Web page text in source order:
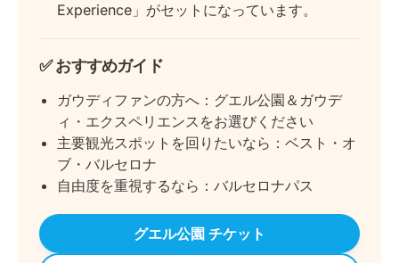
Experience」がセットになっています。
✅おすすめガイド
ガウディファンの方へ：グエル公園＆ガウデ
ィ・エクスペリエンスをお選びください
主要観光スポットを回りたいなら：ベスト・オ
ブ・バルセロナ
自由度を重視するなら：バルセロナパス
グエル公園 チケット